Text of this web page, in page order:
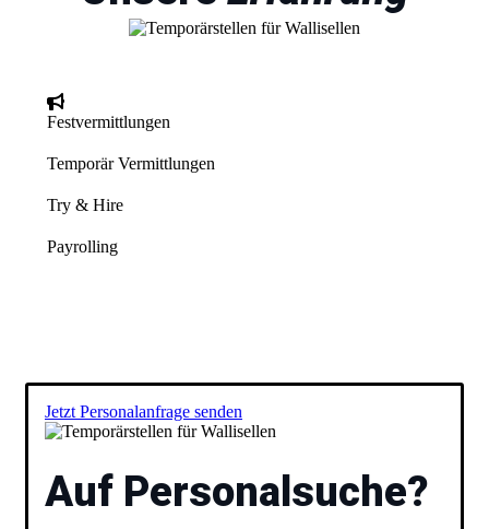
Festvermittlungen
Temporär Vermittlungen
Try & Hire
Payrolling
Jetzt Personalanfrage senden
Auf Personalsuche?